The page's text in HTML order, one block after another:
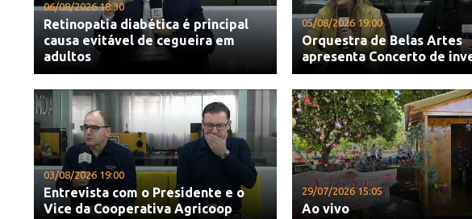
06/08/2026 18:30
Retinopatia diabética é principal
causa evitável de cegueira em
adultos
05/08/2026 19:00
Orquestra de Belas Artes
apresenta Concerto de
03/08/2026 19:00
Entrevista com o Presidente e o
Vice da Cooperativa Agricoop
29/07/2026 15:05
Ao vivo